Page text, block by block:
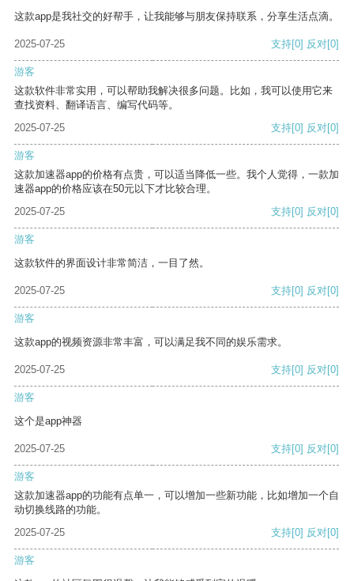
这款app是我社交的好帮手，让我能够与朋友保持联系，分享生活点滴。
2025-07-25 支持[0] 反对[0]
游客
这款软件非常实用，可以帮助我解决很多问题。比如，我可以使用它来
查找资料、翻译语言、编写代码等。
2025-07-25
支持[0] 反对[0]
游客
这款加速器app的价格有点贵，可以适当降低一些。我个人觉得，一款加
速器app的价格应该在50元以下才比较合理。
2025-07-25
支持[0] 反对[0]
游客
这款软件的界面设计非常简洁，一目了然。
2025-07-25 支持[0] 反对[0]
游客
这款app的视频资源非常丰富，可以满足我不同的娱乐需求。
2025-07-25 支持[0] 反对[0]
游客
这个是app神器
2025-07-25 支持[0] 反对[0]
游客
这款加速器app的功能有点单一，可以增加一些新功能，比如增加一个自
动切换线路的功能。
2025-07-25
支持[0] 反对[0]
游客